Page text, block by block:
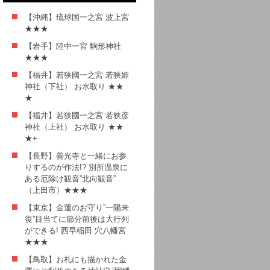
【沖縄】琉球国一之宮 波上宮
★★★
【岩手】陸中一宮 駒形神社
★★★
【福井】若狭國一之宮 若狭姫
神社（下社） お水取り ★★
★
【福井】若狭國一之宮 若狭彦
神社（上社） お水取り ★★
★+
【長野】善光寺と一緒にお参
りするのが作法!? 別所温泉に
ある厄除け観音”北向観音”
（上田市）★★★
【東京】金運のお守り”一陽来
復”目当てに節分前後は大行列
ができる! 西早稲田 穴八幡宮
★★★
【鳥取】お札にも描かれた金